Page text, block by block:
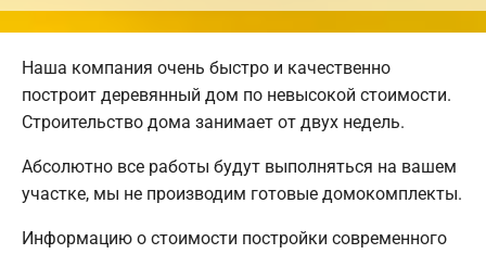
Наша компания очень быстро и качественно
построит деревянный дом по невысокой стоимости.
Строительство дома занимает от двух недель.
Абсолютно все работы будут выполняться на вашем
участке, мы не производим готовые домокомплекты.
Информацию о стоимости постройки современного